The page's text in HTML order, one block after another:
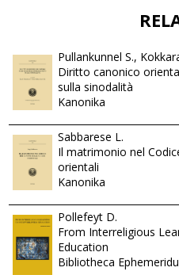
Pullankunnel S.,
Diritto canonico
sulla sinodalità
Kanonika
Sabbarese L.
Il matrimonio nel
orientali
Kanonika
Pollefeyt D.
From Interreligious
Education
Bibliotheca